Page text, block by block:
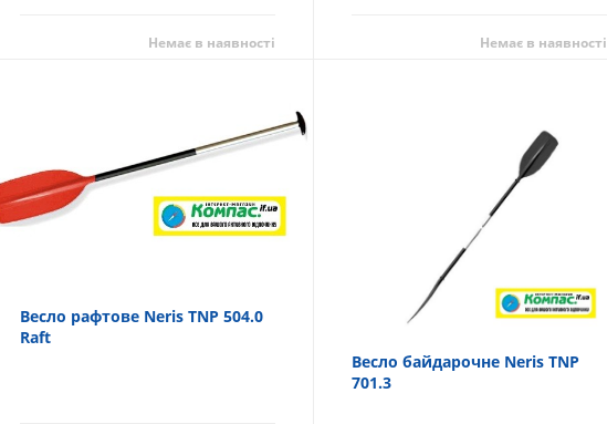
Немає в наявності Немає в наявності
Весло рафтове Neris TNP 504.0
Raft
Весло байдарочне Neris TNP
701.3